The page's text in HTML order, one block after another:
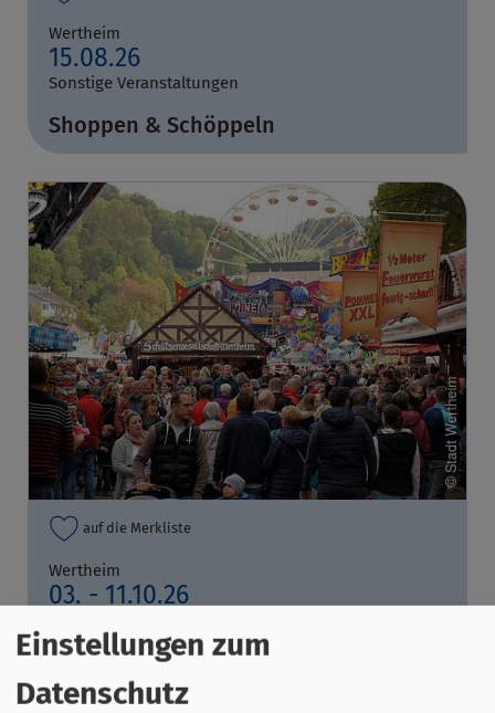
Wertheim
15.08.26
Sonstige Veranstaltungen
Shoppen & Schöppeln
auf die Merkliste
Wertheim
03. - 11.10.26
Michaelismesse
Einstellungen zum
Datenschutz